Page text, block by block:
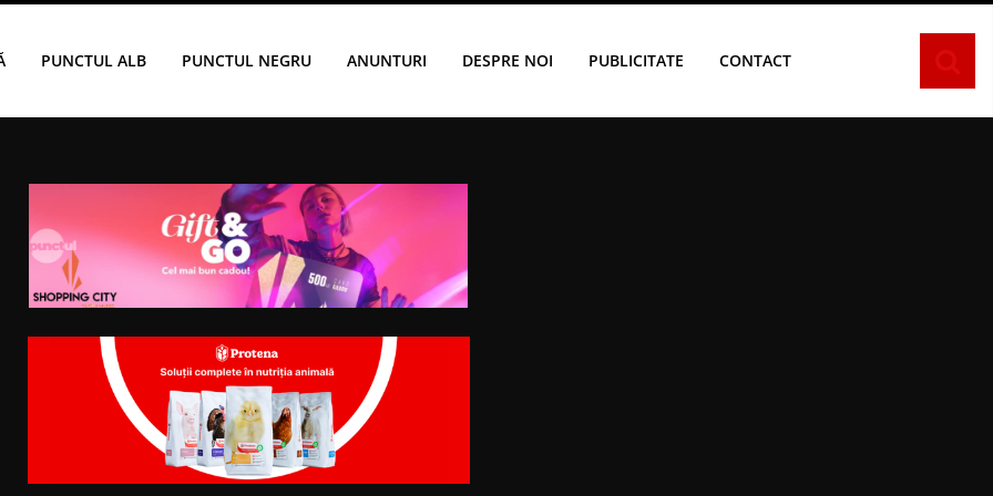
PUNCTUL ALB PUNCTUL NEGRU ANUNTURI DESPRE NOI PUBLICITATE CONTACT